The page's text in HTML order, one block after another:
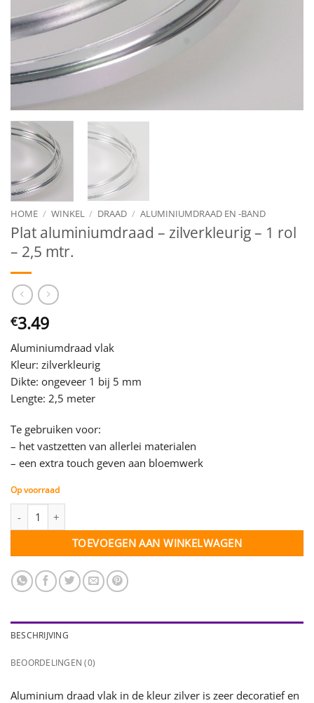
HOME / WINKEL / DRAAD / ALUMINIUMDRAAD EN -BAND
Plat aluminiumdraad – zilverkleurig – 1 rol
– 2,5 mtr.
€3.49
Aluminiumdraad vlak
Kleur: zilverkleurig
Dikte: ongeveer 1 bij 5 mm
Lengte: 2,5 meter
Te gebruiken voor:
– het vastzetten van allerlei materialen
– een extra touch geven aan bloemwerk
Op voorraad
TOEVOEGEN AAN WINKELWAGEN
BESCHRIJVING
BEOORDELINGEN (0)
Aluminium draad vlak in de kleur zilver is zeer decoratief en